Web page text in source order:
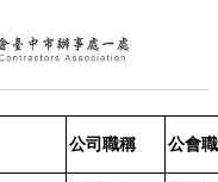
公司職稱 公會